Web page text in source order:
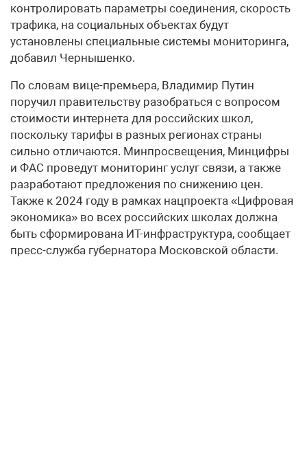
контролировать параметры соединения, скорость
трафика, на социальных объектах будут
установлены специальные системы мониторинга,
добавил Чернышенко.
По словам вице-премьера, Владимир Путин
поручил правительству разобраться с вопросом
стоимости интернета для российских школ,
поскольку тарифы в разных регионах страны
сильно отличаются. Минпросвещения, Минцифры
и ФАС проведут мониторинг услуг связи, а также
разработают предложения по снижению цен.
Также к 2024 году в рамках нацпроекта «Цифровая
экономика» во всех российских школах должна
быть сформирована ИТ-инфраструктура, сообщает
пресс-служба губернатора Московской области.